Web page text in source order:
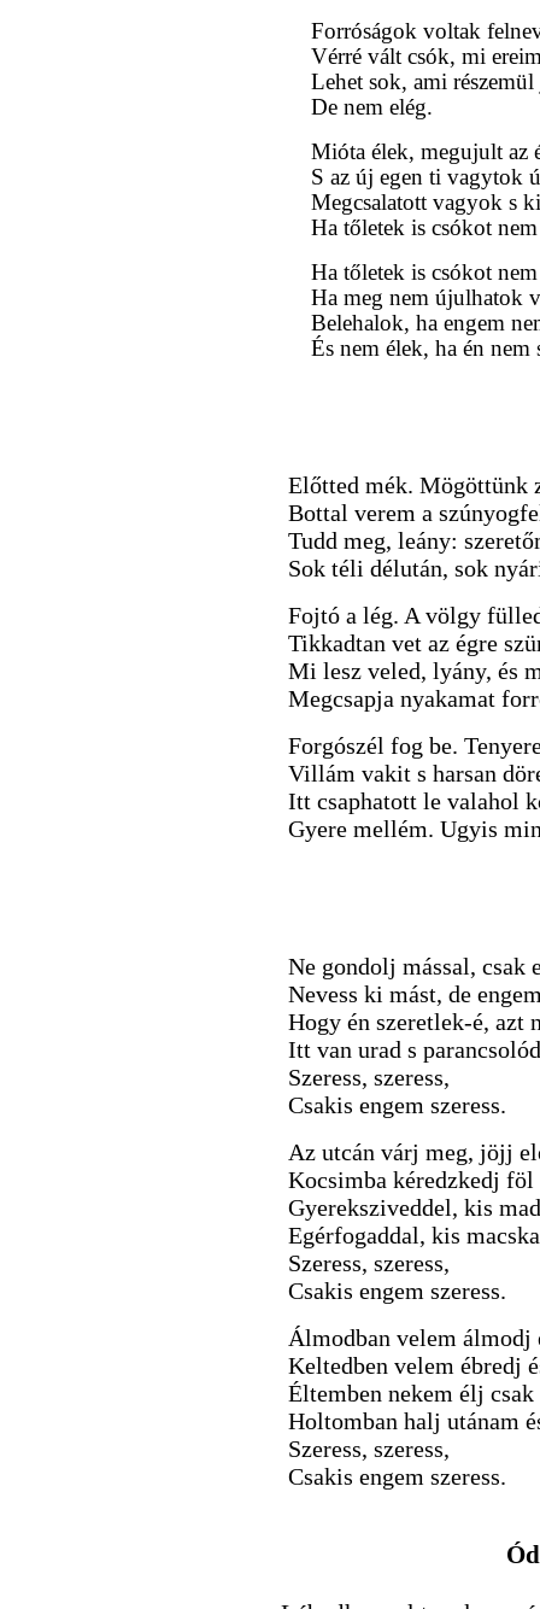
Forróságok voltak
Vérré vált csók, mi
Lehet sok, ami
De nem elég.
Mióta élek, megujult az
S az új egen ti vagytok
Megcsalatott vagyok s
Ha tőletek is csókot
Ha tőletek is csókot
Ha meg nem újulhatok
Belehalok, ha engem
És nem élek, ha én nem
Előtted mék. Mögöttünk
Bottal verem a
Tudd meg, leány:
Sok téli délután, sok
Fojtó a lég. A völgy
Tikkadtan vet az égre
Mi lesz veled, lyány, és
Megcsapja nyakamat
Forgószél fog be.
Villám vakit s harsan
Itt csaphatott le valahol
Gyere mellém. Ugyis
Ne gondolj mással, csak
Nevess ki mást, de
Hogy én szeretlek-é, azt
Itt van urad s
Szeress, szeress,
Csakis engem szeress.
Az utcán várj meg, jöjj
Kocsimba kéredzkedj föl
Gyereksziveddel, kis
Egérfogaddal, kis
Szeress, szeress,
Csakis engem szeress.
Álmodban velem álmodj
Keltedben velem ébredj
Éltemben nekem élj csak
Holtomban halj utánam
Szeress, szeress,
Csakis engem szeress.